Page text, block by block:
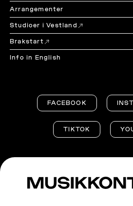
Arrangementer
Studioer i Vestland
Brakstart
Info in English
FACEBOOK
TIKTOK